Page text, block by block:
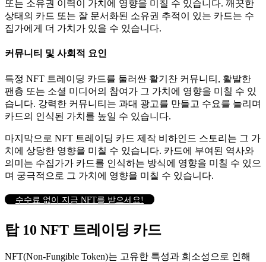
또는 소유권 이력이 가치에 영향을 미칠 수 있습니다. 깨끗한
상태의 카드 또는 잘 문서화된 소유권 추적이 있는 카드는 수
집가에게 더 가치가 있을 수 있습니다.
커뮤니티 및 사회적 요인
특정 NFT 트레이딩 카드를 둘러싼 활기찬 커뮤니티, 활발한
팬층 또는 소셜 미디어의 참여가 그 가치에 영향을 미칠 수 있
습니다. 강력한 커뮤니티는 과대 광고를 만들고 수요를 늘리며
카드의 인식된 가치를 높일 수 있습니다.
마지막으로 NFT 트레이딩 카드 제작 비하인드 스토리는 그 가
치에 상당한 영향을 미칠 수 있습니다. 카드에 부여된 역사와
의미는 수집가가 카드를 인식하는 방식에 영향을 미칠 수 있으
며 궁극적으로 그 가치에 영향을 미칠 수 있습니다.
수수료 없이 지금 NFT를 받으세요!
탑 10 NFT 트레이딩 카드
NFT(Non-Fungible Token)는 고유한 특성과 희소성으로 인해